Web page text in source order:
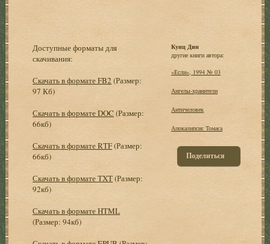
Доступные форматы для
скачивания:
Скачать в формате FB2 (Размер:
97 Кб)
Скачать в формате DOC (Размер:
66кб)
Скачать в формате RTF(Размер:
66кб)
Скачать в формате TXT(Размер:
92кб)
Скачать в формате HTML
(Размер: 94кб)
Кунц Дин
другие книги автора:
«Если», 1994 № 03
Ангелы-хранители
Античеловек
Апокалипсис Томаса
Поделиться